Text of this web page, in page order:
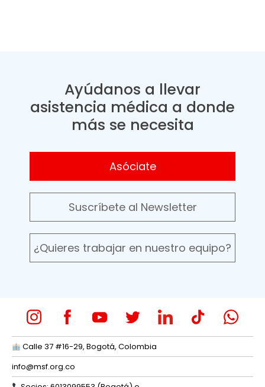
Ayúdanos a llevar
asistencia médica a donde
más se necesita
Asóciate
Suscríbete al Newsletter
¿Quieres trabajar en nuestro equipo?
Calle 37 #16-29, Bogotá, Colombia
info@msf.org.co